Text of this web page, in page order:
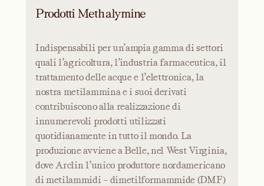
Prodotti Methalymine
Indispensabili per un’ampia gamma di settori
quali l’agricoltura, l’industria farmaceutica, il
trattamento delle acque e l’elettronica, la
nostra metilammina e i suoi derivati
contribuiscono alla realizzazione di
innumerevoli prodotti utilizzati
quotidianamente in tutto il mondo. La
produzione avviene a Belle, nel West Virginia,
dove Arclin l’unico produttore nordamericano
di metilammidi – dimetilformammide (DMF)